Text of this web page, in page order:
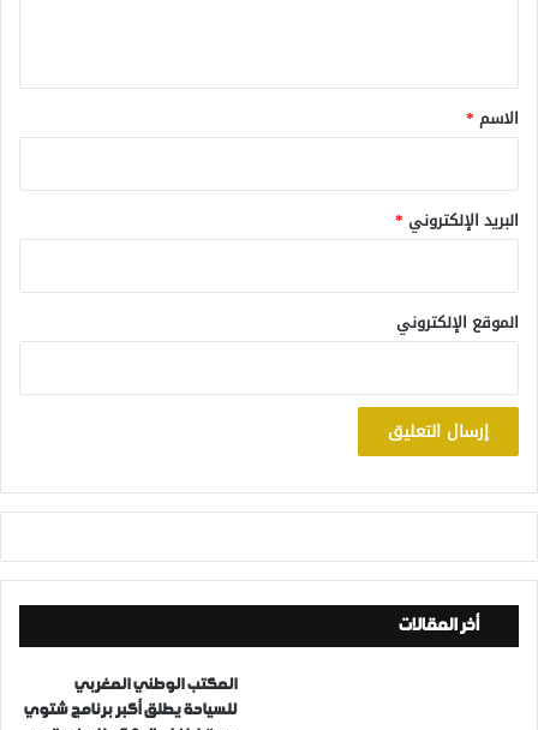
*
الاسم *
البريد الإلكتروني *
الموقع الإلكتروني
أخر المقالات
المكتب الوطني المغربي
للسياحة يطلق أكبر برنامج شتوي